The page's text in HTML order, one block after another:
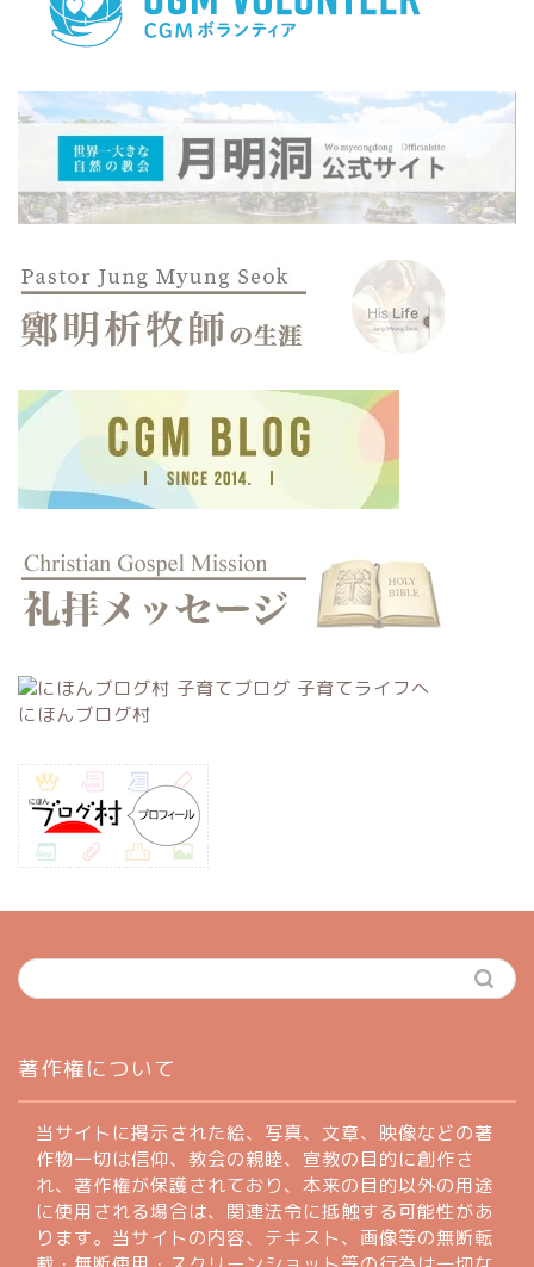
にほんブログ村
著作権について
当サイトに掲示された絵、写真、文章、映像などの著
作物一切は信仰、教会の親睦、宣教の目的に創作さ
れ、著作権が保護されており、本来の目的以外の用途
に使用される場合は、関連法令に抵触する可能性があ
ります。当サイトの内容、テキスト、画像等の無断転
profile
著作権について
お問い合わせフォーム